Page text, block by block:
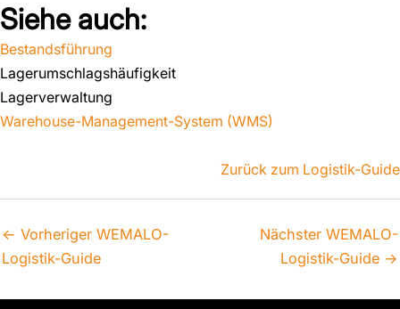
Siehe auch:
Bestandsführung
Lagerumschlagshäufigkeit
Lagerverwaltung
Warehouse-Management-System (WMS)
Zurück zum Logistik-Guide
← Vorheriger WEMALO-
Logistik-Guide
Nächster WEMALO-
Logistik-Guide →